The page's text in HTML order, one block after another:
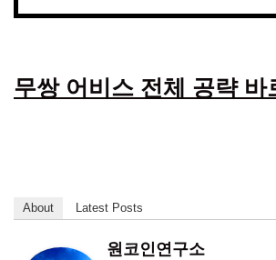
무쌍 어비스 전체 공략 바
About Latest Posts
원코인연구소